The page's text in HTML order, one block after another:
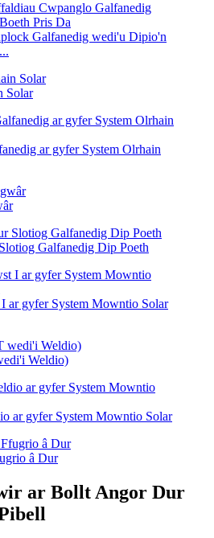
Galfanedig wedi'u Dipio'n
Solar
ar gyfer System Olrhain
Galfanedig Dip Poeth
ar gyfer System Mowntio Solar
Weldio)
ar gyfer System Mowntio Solar
â Dur
ar Bollt Angor Dur